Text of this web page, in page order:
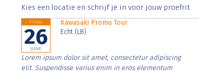
Aenean faucibus nibh et justo cursus id rutrum lorem
Kies een locatie en schrijf je in voor jouw proefrit
Friday
26
JUNE
Kawasaki Promo Tour
Echt (LB)
Lorem ipsum dolor sit amet, consectetur adipiscing
elit. Suspendisse varius enim in eros elementum